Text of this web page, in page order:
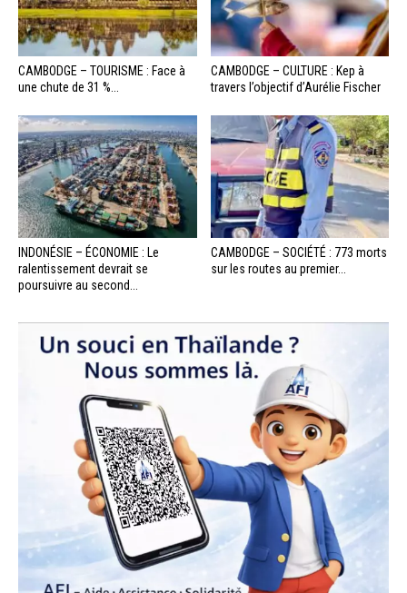
CAMBODGE – TOURISME : Face à
une chute de 31 %...
CAMBODGE – CULTURE : Kep à
travers l’objectif d’Aurélie Fischer
INDONÉSIE – ÉCONOMIE : Le
ralentissement devrait se
poursuivre au second...
CAMBODGE – SOCIÉTÉ : 773 morts
sur les routes au premier...